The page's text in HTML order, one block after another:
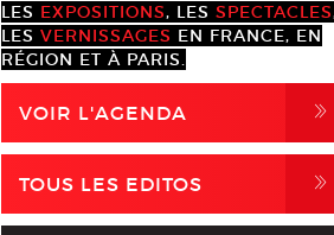
LES EXPOSITIONS, LES SPECTACLES
LES VERNISSAGES EN FRANCE, EN
RÉGION ET À PARIS.
VOIR L'AGENDA ,
TOUS LES EDITOS ,